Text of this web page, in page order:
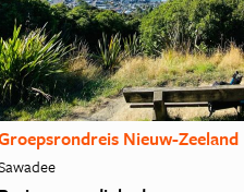
Nieuw-Zeeland